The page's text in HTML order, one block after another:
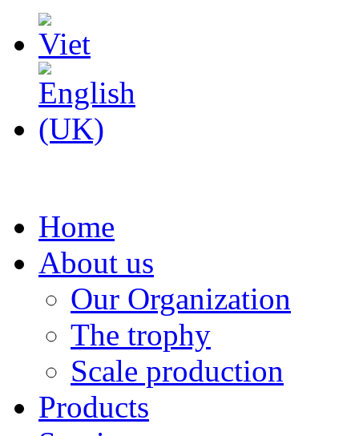
Home
About us
Our Organization
The trophy
Scale production
Products